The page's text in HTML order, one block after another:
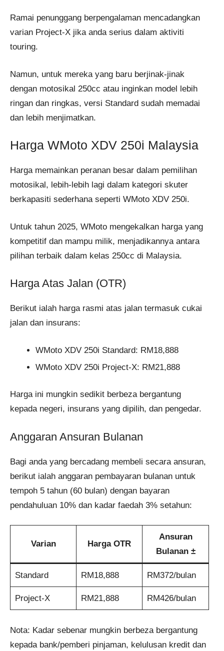
Ramai penunggang berpengalaman mencadangkan
varian Project-X jika anda serius dalam aktiviti
touring.
Namun, untuk mereka yang baru berjinak-jinak
dengan motosikal 250cc atau inginkan model lebih
ringan dan ringkas, versi Standard sudah memadai
dan lebih menjimatkan.
Harga WMoto XDV 250i Malaysia
Harga memainkan peranan besar dalam pemilihan
motosikal, lebih-lebih lagi dalam kategori skuter
berkapasiti sederhana seperti WMoto XDV 250i.
Untuk tahun 2025, WMoto mengekalkan harga yang
kompetitif dan mampu milik, menjadikannya antara
pilihan terbaik dalam kelas 250cc di Malaysia.
Harga Atas Jalan (OTR)
Berikut ialah harga rasmi atas jalan termasuk cukai
jalan dan insurans:
WMoto XDV 250i Standard: RM18,888
WMoto XDV 250i Project-X: RM21,888
Harga ini mungkin sedikit berbeza bergantung
kepada negeri, insurans yang dipilih, dan pengedar.
Anggaran Ansuran Bulanan
Bagi anda yang bercadang membeli secara ansuran,
berikut ialah anggaran pembayaran bulanan untuk
tempoh 5 tahun (60 bulan) dengan bayaran
pendahuluan 10% dan kadar faedah 3% setahun:
Varian Harga OTR
Ansuran
Bulanan ±
Standard RM18,888 RM372/bulan
Project-X RM21,888 RM426/bulan
Nota: Kadar sebenar mungkin berbeza bergantung
kepada bank/pemberi pinjaman, kelulusan kredit dan